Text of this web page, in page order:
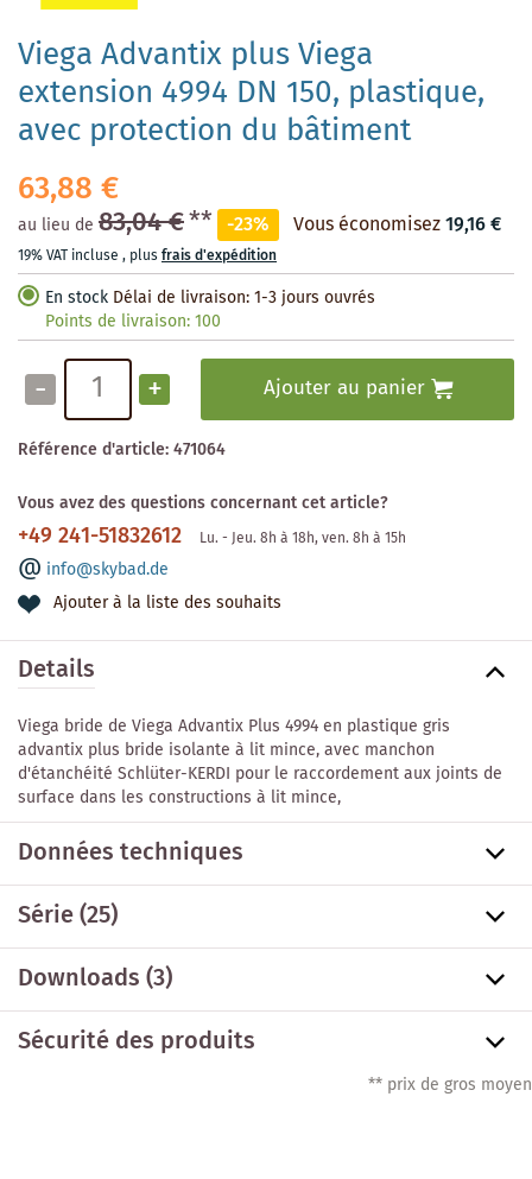
Viega Advantix plus Viega
extension 4994 DN 150, plastique,
avec protection du bâtiment
63,88 €
au lieu de 83,04 €** -23% Vous économisez19,16 €
19% VAT incluse , plusfrais d'expédition
En stock Délai de livraison: 1-3 jours ouvrés
Points de livraison:100
- + Ajouter au panier
Référence d'article:471064
Vous avez des questions concernant cet article?
+49 241-51832612 Lu. - Jeu. 8h à 18h, ven. 8h à 15h
info@skybad.de
Ajouter à la liste des souhaits
Details
Viega bride de Viega Advantix Plus 4994 en plastique gris
advantix plus bride isolante à lit mince, avec manchon
d'étanchéité Schlüter-KERDI pour le raccordement aux joints de
surface dans les constructions à lit mince,
Données techniques
Série(25)
Downloads (3)
Sécurité des produits
** prix de gros moyen